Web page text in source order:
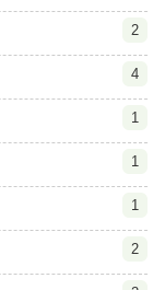
2
4
1
1
1
2